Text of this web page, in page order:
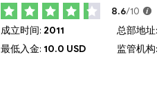
8.6/10
成立时间: 2011
最低入金: 10.0 USD
总部地址:
监管机构: